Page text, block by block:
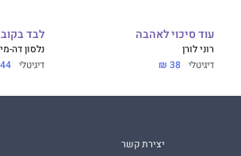
עוד סיכוי לאהבה
רוני לורן
דיגיטלי 38 ₪
לבד
נלסון דה-
דיגיטלי 44 ₪
יצירת קשר